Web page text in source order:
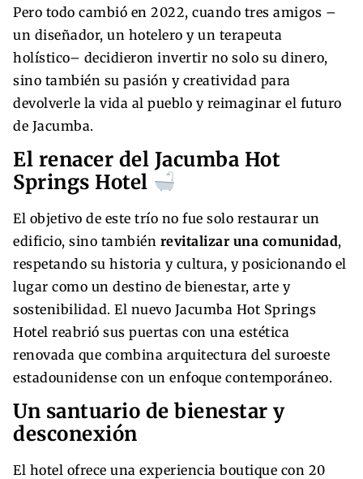
Pero todo cambió en 2022, cuando tres amigos –
un diseñador, un hotelero y un terapeuta
holístico– decidieron invertir no solo su dinero,
sino también su pasión y creatividad para
devolverle la vida al pueblo y reimaginar el futuro
de Jacumba.
El renacer del Jacumba Hot
Springs Hotel
El objetivo de este trío no fue solo restaurar un
edificio, sino también revitalizar una comunidad,
respetando su historia y cultura, y posicionando el
lugar como un destino de bienestar, arte y
sostenibilidad. El nuevo Jacumba Hot Springs
Hotel reabrió sus puertas con una estética
renovada que combina arquitectura del suroeste
estadounidense con un enfoque contemporáneo.
Un santuario de bienestar y
desconexión
El hotel ofrece una experiencia boutique con 20